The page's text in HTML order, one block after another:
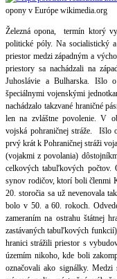
opony v Európe wikimedia.org
Železná opona, termín ktorý
politické póly. Na socialistický
priestor medzi západným a
priestory sa nachádzali na
Juhoslávie a Bulharska. Išlo
špeciálnymi vojenskými
nachádzalo takzvané hraničné
len na zvláštne povolenie. V
vojská pohraničnej stráže. Išlo
prvý krát k Pohraničnej stráži
(vojakmi z povolania)
celkových tabuľkových počtov.
synov rodičov, ktorí boli členmi
20. storočia sa už nevenovala
bolo v 50. a 60. rokoch.
zameraním na ostrahu štátnej
zastávaných tabuľkových
hranici strážili priestor s
územím nikoho, kde boli
označovali ako signálky. Medzi